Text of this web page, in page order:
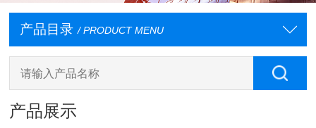
产品目录 / PRODUCT MENU
产品展示